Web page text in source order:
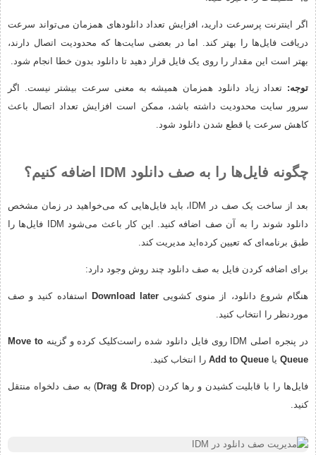
اگر اینترنت پرسرعت دارید، افزایش تعداد دانلودهای همزمان می‌تواند سرعت
دریافت فایل‌ها را بهتر کند. اما در بعضی سایت‌ها که محدودیت اتصال دارند،
بهتر است این مقدار را روی یک فایل قرار دهید تا دانلود بدون خطا انجام شود.
توجه: تعداد زیاد دانلود همزمان همیشه به معنی سرعت بیشتر نیست. اگر
سرور سایت محدودیت داشته باشد، ممکن است افزایش تعداد اتصال باعث
کاهش سرعت یا قطع شدن دانلود شود.
چگونه فایل‌ها را به صف دانلود IDM اضافه کنیم؟
بعد از ساخت یک صف در IDM، باید فایل‌هایی که می‌خواهید در زمان مشخص
دانلود شوند را به آن صف اضافه کنید. این کار باعث می‌شود IDM فایل‌ها را
طبق برنامه‌ای که تعیین کرده‌اید مدیریت کند.
برای اضافه کردن فایل به صف دانلود چند روش وجود دارد:
هنگام شروع دانلود، از منوی کشوییDownload later
استفاده کنید و صف
موردنظر را انتخاب کنید.
در پنجره اصلی IDM روی فایل دانلود شده راست‌کلیک کرده و گزینه
Move to
Queue یا Add to Queue را انتخاب کنید.
فایل‌ها را با قابلیت کشیدن و رها کردن (Drag & Drop) به صف دلخواه منتقل
کنید.